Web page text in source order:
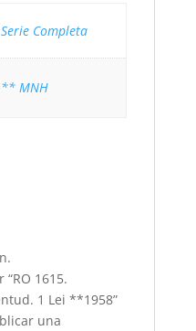
Serie Completa
** MNH
1615.
1 Lei **1958”
una